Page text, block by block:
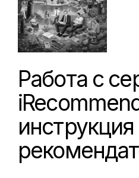
Работа с